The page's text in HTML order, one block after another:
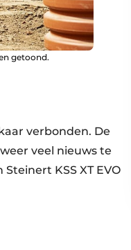
getoond.
verbonden. De
veel nieuws te
KSS XT EVO